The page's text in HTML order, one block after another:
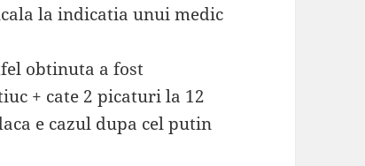
la indicatia unui medic
obtinuta a fost
+ cate 2 picaturi la 12
e cazul dupa cel putin